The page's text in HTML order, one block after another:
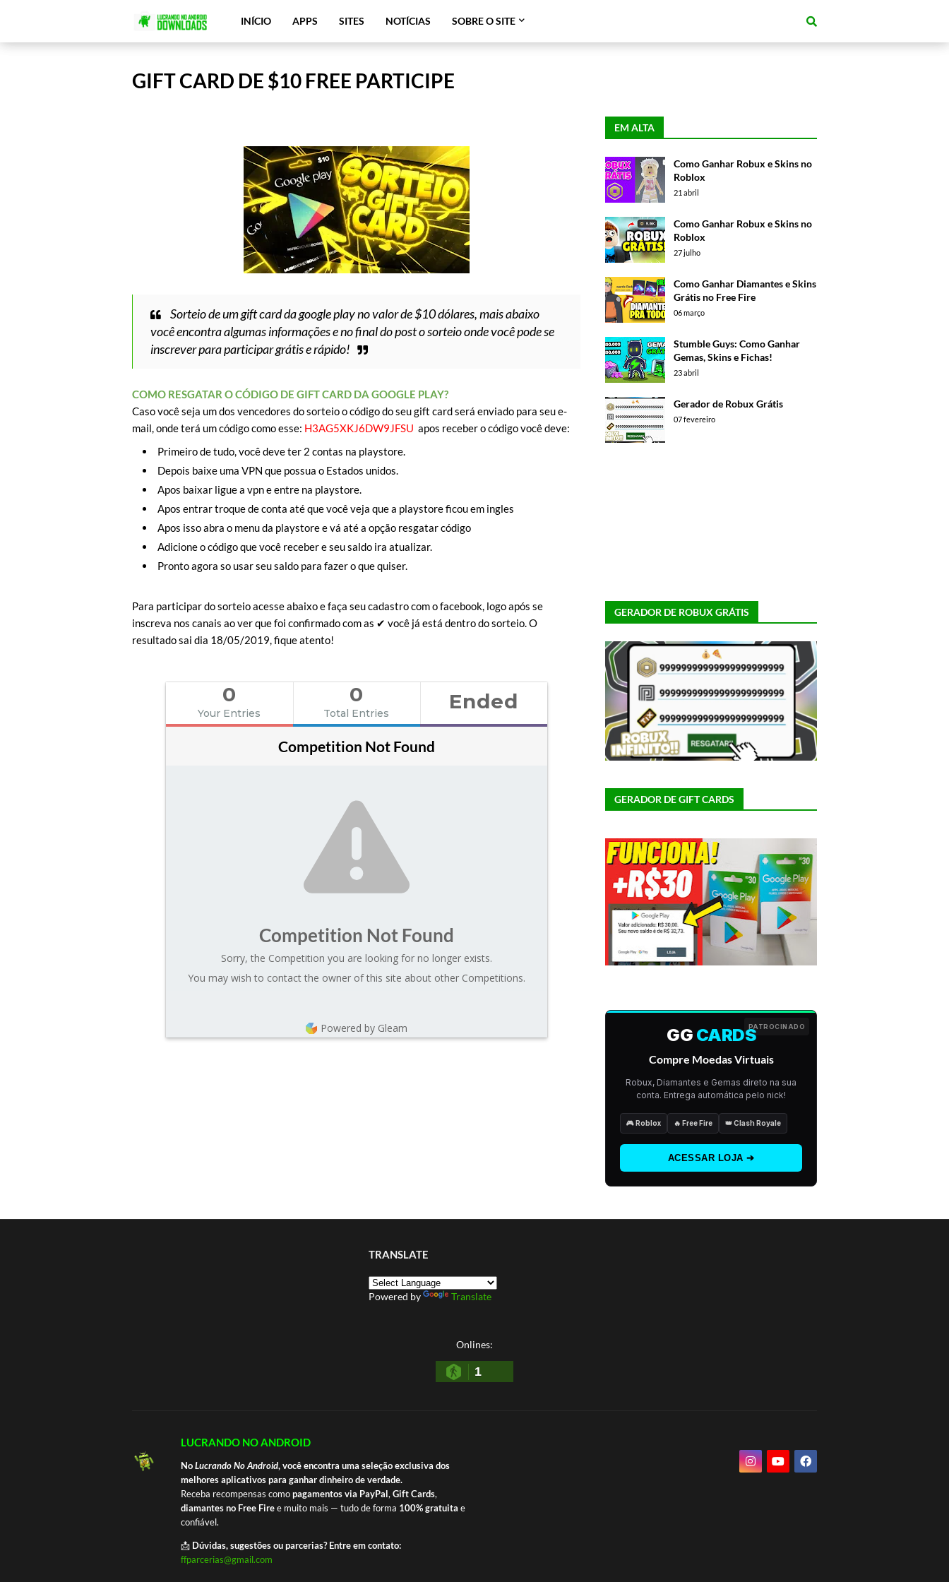
INÍCIO APPS SITES NOTÍCIAS SOBRE O SITE
GIFT CARD DE $10 FREE PARTICIPE
Sorteio de um gift card da google play no valor de $10 dólares, mais abaixo
você encontra algumas informações e no final do post o sorteio onde você pode se
inscrever para participar grátis e rápido!
COMO RESGATAR O CÓDIGO DE GIFT CARD DA GOOGLE PLAY?
Caso você seja um dos vencedores do sorteio o código do seu gift card será enviado para seu e-
mail, onde terá um código como esse: H3AG5XKJ6DW9JFSU apos receber o código você deve:
Primeiro de tudo, você deve ter 2 contas na playstore.
Depois baixe uma VPN que possua o Estados unidos.
Apos baixar ligue a vpn e entre na playstore.
Apos entrar troque de conta até que você veja que a playstore ficou em ingles
Apos isso abra o menu da playstore e vá até a opção resgatar código
Adicione o código que você receber e seu saldo ira atualizar.
Pronto agora so usar seu saldo para fazer o que quiser.
Para participar do sorteio acesse abaixo e faça seu cadastro com o facebook, logo após se
inscreva nos canais ao ver que foi confirmado com as ✔ você já está dentro do sorteio. O
resultado sai dia 18/05/2019, fique atento!
0
Your Entries
0
Total Entries Ended
Competition Not Found
Competition Not Found
Sorry, the Competition you are looking for no longer exists.
You may wish to contact the owner of this site about other Competitions.
Powered by Gleam
EM ALTA
Como Ganhar Robux e Skins no
Roblox
21 abril
Como Ganhar Robux e Skins no
Roblox
27 julho
Como Ganhar Diamantes e Skins
Grátis no Free Fire
06 março
Stumble Guys: Como Ganhar
Gemas, Skins e Fichas!
23 abril
Gerador de Robux Grátis
07 fevereiro
GERADOR DE ROBUX GRÁTIS
GERADOR DE GIFT CARDS
PATROCINADO
GG CARDS
Compre Moedas Virtuais
Robux, Diamantes e Gemas direto na sua
conta. Entrega automática pelo nick!
🎮 Roblox 🔥 Free Fire 👑 Clash Royale
ACESSAR LOJA ➔
TRANSLATE
Powered by Translate
Onlines:
1
LUCRANDO NO ANDROID
NoLucrando No Android, você encontra uma seleção exclusiva dos
melhores aplicativos para ganhar dinheiro de verdade.
Receba recompensas comopagamentos via PayPal, Gift Cards,
diamantes no Free Firee muito mais — tudo de forma 100% gratuita e
confiável.
📩 Dúvidas, sugestões ou parcerias? Entre em contato:
ffparcerias@gmail.com